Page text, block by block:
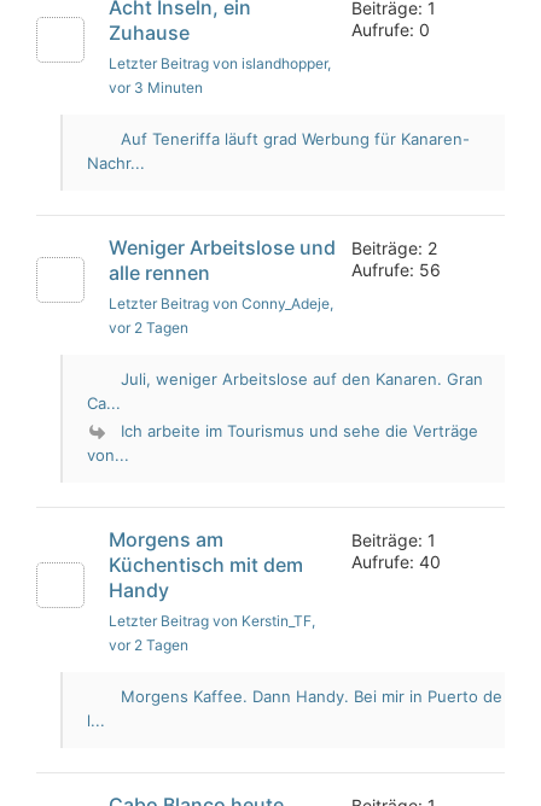
Acht Inseln, ein
Zuhause
Letzter Beitrag von islandhopper,
vor 3 Minuten
Beiträge: 1
Aufrufe: 0
Auf Teneriffa läuft grad Werbung für Kanaren-
Nachr...
Weniger Arbeitslose und
alle rennen
Letzter Beitrag von Conny_Adeje,
vor 2 Tagen
Beiträge: 2
Aufrufe: 56
Juli, weniger Arbeitslose auf den Kanaren. Gran
Ca...
Ich arbeite im Tourismus und sehe die Verträge
von...
Morgens am
Küchentisch mit dem
Handy
Letzter Beitrag von Kerstin_TF,
vor 2 Tagen
Beiträge: 1
Aufrufe: 40
Morgens Kaffee. Dann Handy. Bei mir in Puerto de
l...